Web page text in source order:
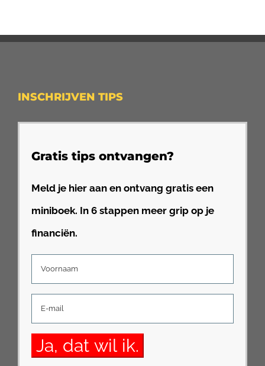
INSCHRIJVEN TIPS
Gratis tips ontvangen?
Meld je hier aan en ontvang gratis een
miniboek. In 6 stappen meer grip op je
financiën.